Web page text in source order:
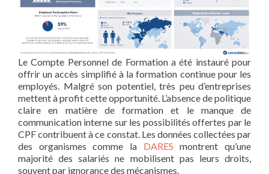
Le Compte Personnel de Formation a été instauré pour
offrir un accès simplifié à la formation continue pour les
employés. Malgré son potentiel, très peu d’entreprises
mettent à profit cette opportunité. L’absence de politique
claire en matière de formation et le manque de
communication interne sur les possibilités offertes par le
CPF contribuent à ce constat. Les données collectées par
des organismes comme la DARES montrent qu’une
majorité des salariés ne mobilisent pas leurs droits,
souvent par ignorance des mécanismes.